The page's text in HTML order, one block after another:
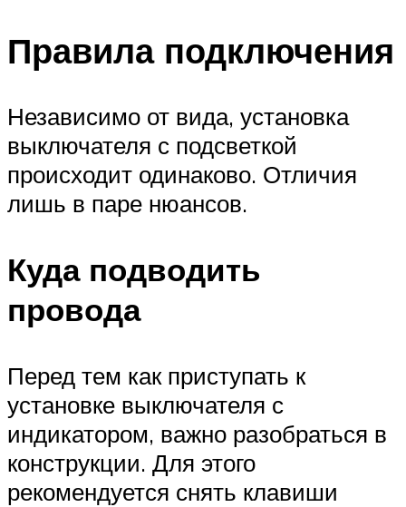
Правила подключения
Независимо от вида, установка
выключателя с подсветкой
происходит одинаково. Отличия
лишь в паре нюансов.
Куда подводить
провода
Перед тем как приступать к
установке выключателя с
индикатором, важно разобраться в
конструкции. Для этого
рекомендуется снять клавиши